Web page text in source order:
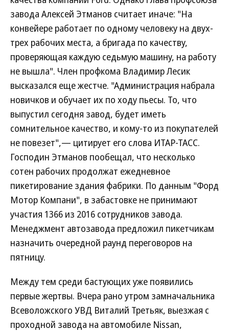
завода Алексей Этманов считает иначе: "На
конвейере работает по одному человеку на двух-
трех рабочих места, а бригада по качеству,
проверяющая каждую седьмую машину, на работу
не вышла". Член профкома Владимир Лесик
высказался еще жестче. "Администрация набрала
новичков и обучает их по ходу пьесы. То, что
выпустил сегодня завод, будет иметь
сомнительное качество, и кому-то из покупателей
не повезет",— цитирует его слова ИТАР-ТАСС.
Господин Этманов пообещал, что несколько
сотен рабочих продолжат ежедневное
пикетирование здания фабрики. По данным "Форд
Мотор Компани", в забастовке не принимают
участия 1366 из 2016 сотрудников завода.
Менеджмент автозавода предложил пикетчикам
назначить очередной раунд переговоров на
пятницу.
Между тем среди бастующих уже появились
первые жертвы. Вчера рано утром замначальника
Всеволожского УВД Виталий Третьяк, выезжая с
проходной завода на автомобиле Nissan,